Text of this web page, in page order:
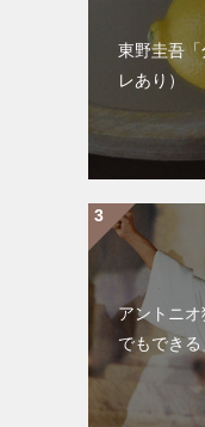
東野圭吾
レあり）
アントニ
でもでき